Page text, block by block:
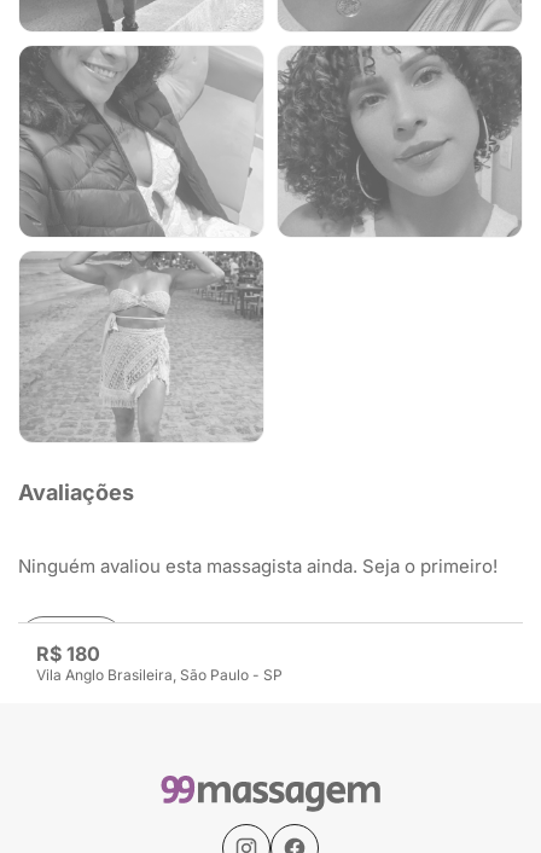
R$ 180
Vila Anglo Brasileira, São Paulo - SP
Avaliações
Ninguém avaliou esta massagista ainda. Seja o primeiro!
Avaliar